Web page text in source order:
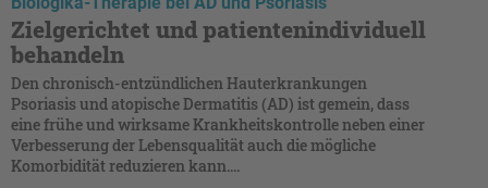
Zielgerichtet und patientenindividuell
behandeln
Den chronisch-entzündlichen Hauterkrankungen
Psoriasis und atopische Dermatitis (AD) ist gemein, dass
eine frühe und wirksame Krankheitskontrolle neben einer
Verbesserung der Lebensqualität auch die mögliche
Komorbidität reduzieren kann....